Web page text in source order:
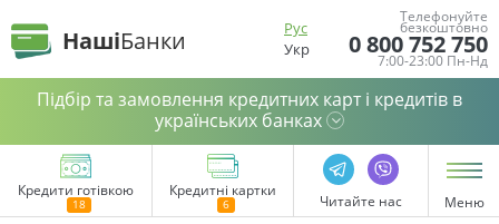
НашіБанки
Рус
Укр
Телефонуйте
безкоштовно
0 800 752 750
7:00-23:00 Пн-Нд
Підбір та замовлення кредитних карт і кредитів в
українських банках
Кредити готівкою Кредитні картки
Читайте нас Меню